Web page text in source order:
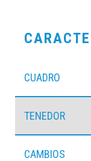
CUADRO
TENEDOR
CAMBIOS